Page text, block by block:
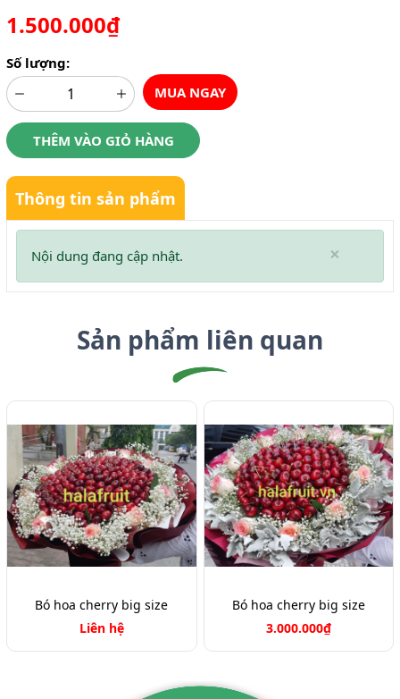
1.500.000₫
Số lượng:
MUA NGAY
THÊM VÀO GIỎ HÀNG
Thông tin sản phẩm
×
Nội dung đang cập nhật.
Sản phẩm liên quan
Bó hoa cherry big size
Liên hệ
Bó hoa cherry big size
3.000.000₫